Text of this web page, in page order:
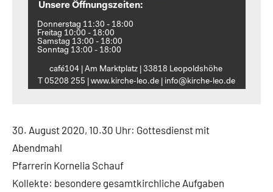
Unsere Öffnungszeiten:
Donnerstag 11:30 - 18:00
Freitag 10:00 - 18:00
Samstag 13:00 - 18:00
Sonntag 13:00 - 18:00
café104 | Am Marktplatz | 33818 Leopoldshöhe
T 05208 255 | www.kirche‑leo.de | info@kirche‑leo.de
30. August 2020, 10.30 Uhr: Gottesdienst mit
Abendmahl
Pfarrerin Kornelia Schauf
Kollekte: besondere gesamtkirchliche Aufgaben